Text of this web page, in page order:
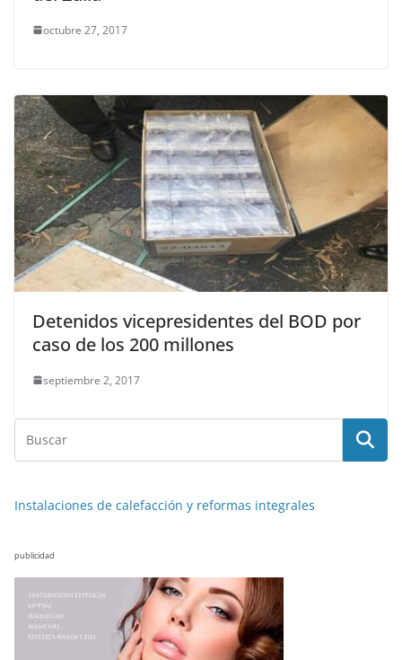
octubre 27, 2017
Detenidos vicepresidentes del BOD por
caso de los 200 millones
septiembre 2, 2017
Instalaciones de calefacción y reformas integrales
publicidad